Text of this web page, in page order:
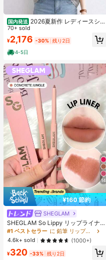
国内発送 2026夏新作 レディースシャ
ツ 日系ナチュラルスタイル ロースタ
ンドカラー フリルデザイン 半袖トッ
プス 上品フェミニンゆったりシルエ
ット通気性抜群 薄手軽量 肌触り柔ら
か 体型カバー着痩せ効果 カジュアル
オフィスカジュアル
70+ sold
¥2,176 -30% 残り2日
4-5日
14
¥160 節約
SHEGLAM
SHEGLAM So Lippy リップライナ
ー-Concrete Jungle リップタトゥー
女性と女の子のためのブランドビュ
ーティーコスメメイクアップ
#1 ベストセラー
に 鉛筆 リップライナー
4.6k+ sold
(1000+)
¥320 -33% 残り2日